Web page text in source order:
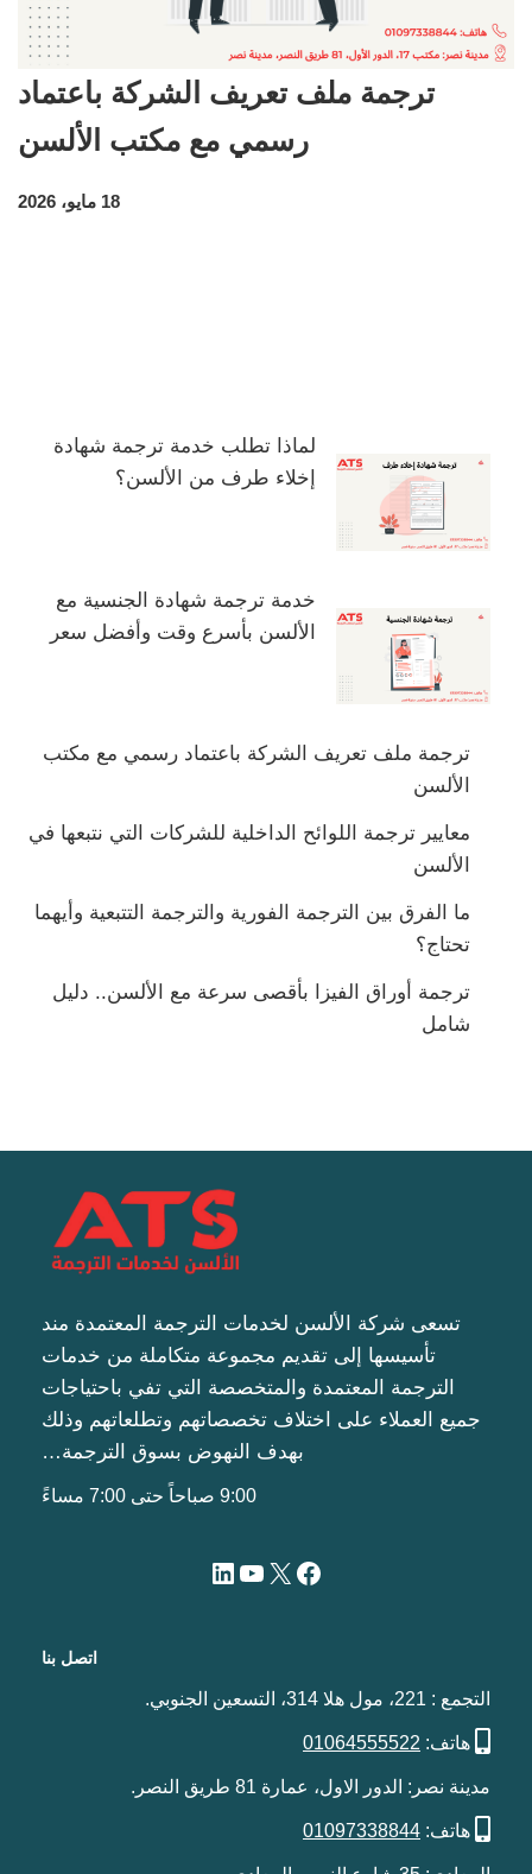
ترجمة ملف تعريف الشركة باعتماد
رسمي مع مكتب الألسن
18 مايو، 2026
لماذا تطلب خدمة ترجمة شهادة
إخلاء طرف من الألسن؟
خدمة ترجمة شهادة الجنسية مع
الألسن بأسرع وقت وأفضل سعر
ترجمة ملف تعريف الشركة باعتماد رسمي مع مكتب
الألسن
معايير ترجمة اللوائح الداخلية للشركات التي نتبعها في
الألسن
ما الفرق بين الترجمة الفورية والترجمة التتبعية وأيهما
تحتاج؟
ترجمة أوراق الفيزا بأقصى سرعة مع الألسن.. دليل
شامل
تسعى شركة الألسن لخدمات الترجمة المعتمدة مند
تأسيسها إلى تقديم مجموعة متكاملة من خدمات
الترجمة المعتمدة والمتخصصة التي تفي باحتياجات
جميع العملاء على اختلاف تخصصاتهم وتطلعاتهم وذلك
بهدف النهوض بسوق الترجمة…
اتصل بنا
التجمع : 221، مول هلا 314، التسعين الجنوبي.
هاتف: 01064555522
مدينة نصر: الدور الاول، عمارة 81 طريق النصر.
هاتف: 01097338844